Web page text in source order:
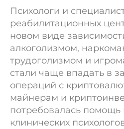
Психологи и
реабилитационных
новом виде
алкоголизмом,
трудоголизмом и
стали чаще впадать в
операций с
майнерам и
потребовалась помощь
клинических